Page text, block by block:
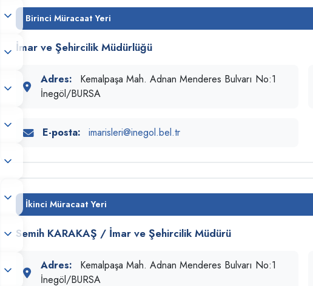
Birinci Müracaat Yeri
İmar ve Şehircilik Müdürlüğü
Adres:
Kemalpaşa Mah. Adnan Menderes Bulvarı No:1
İnegöl/BURSA
E-posta: imarisleri@inegol.bel.tr
İkinci Müracaat Yeri
Semih KARAKAŞ / İmar ve Şehircilik Müdürü
Adres:
Kemalpaşa Mah. Adnan Menderes Bulvarı No:1
İnegöl/BURSA